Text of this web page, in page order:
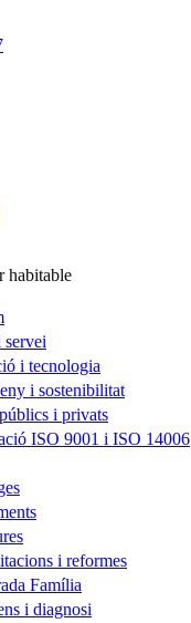
habitable
i tecnologia
i sostenibilitat
i privats
ISO 9001 i ISO 14006
i reformes
Família
i diagnosi